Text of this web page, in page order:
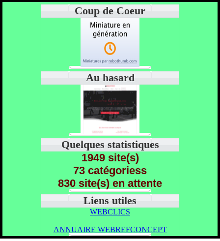
Coup de Coeur
Au hasard
Quelques statistiques
1949 site(s)
73 catégoriess
830 site(s) en attente
Liens utiles
WEBCLICS
ANNUAIRE WEBREFCONCEPT